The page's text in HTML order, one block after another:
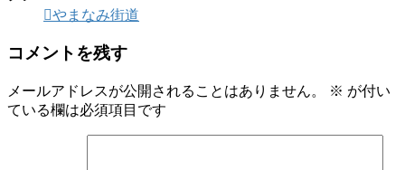
やまなみ街道
コメントを残す
メールアドレスが公開されることはありません。 ※ が付い
ている欄は必須項目です